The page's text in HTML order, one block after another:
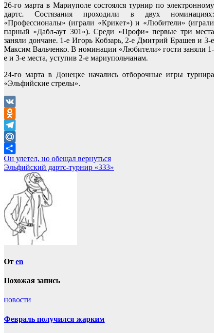
26-го марта в Мариуполе состоялся турнир по электронному
дартс. Состязания проходили в двух номинациях:
«Профессионалы» (играли «Крикет») и «Любители» (играли
парный «Дабл-аут 301»). Среди «Профи» первые три места
заняли дончане. 1-е Игорь Кобзарь, 2-е Дмитрий Ерашев и 3-е
Максим Вальченко. В номинации «Любители» гости заняли 1-
е и 3-е места, уступив 2-е мариупольчанам.
24-го марта в Донецке начались отборочные игры турнира
«Эльфийские стрелы».
VK
Odnoklassniki
Telegram
Mail.Ru
Отправить
Навигация
по
записям
Он улетел, но обещал вернуться
Эльфийский дартс-турнир «333»
От en
Похожая запись
новости
Февраль получился жарким